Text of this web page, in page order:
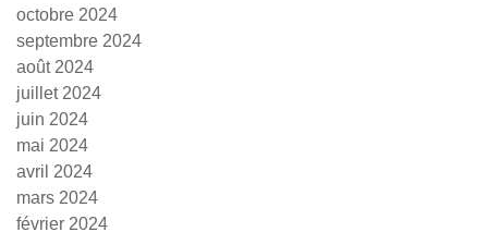
octobre 2024
septembre 2024
août 2024
juillet 2024
juin 2024
mai 2024
avril 2024
mars 2024
février 2024